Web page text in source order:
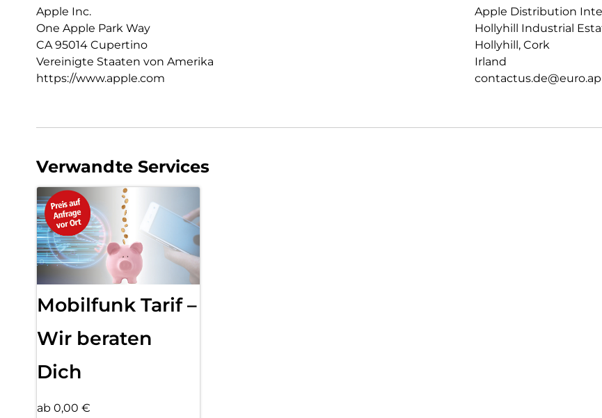
PRIVATSPHÄRE.
Datenschutz und
Apple Inc.
One Apple Park Way
CA 95014 Cupertino
Vereinigte Staaten von Amerika
https://www.apple.com
Apple Distribution
Hollyhill Industrial
Hollyhill, Cork
Irland
Verwandte Services
Mobilfunk Tarif –
Wir beraten
Dich
ab 0,00 €